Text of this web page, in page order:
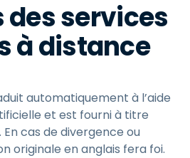
services
à distance
automatiquement à l’aide
et est fourni à titre
cas de divergence ou
originale en anglais fera foi.